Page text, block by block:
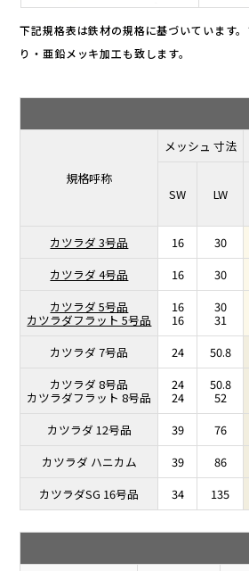
下記規格表は鉄材の規格に基づいています
り・亜鉛メッキ加工も致します。
規格呼称
メッシュ 寸法
SW
LW
カツラダ 3号品 16 30
カツラダ 4号品
16 30
カツラダ 5号品
カツラダフラット 5号品
16
16
30
31
カツラダ 7号品
24 50.8
カツラダ 8号品
カツラダフラット 8号品
24
24
50.8
52
カツラダ 12号品
39 76
カツラダ ハニカム
39 86
カツラダSG 16号品
34 135